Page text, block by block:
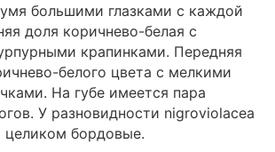
большими глазками с каждой
доля коричнево-белая с
крапинками. Передняя
белого цвета с мелкими
На губе имеется пара
У разновидности nigroviolacea
целиком бордовые.